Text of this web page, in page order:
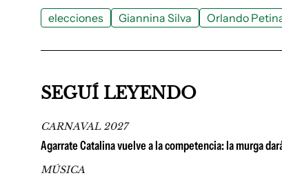
elecciones Giannina Silva Orlando
SEGUÍ LEYENDO
CARNAVAL 2027
Agarrate Catalina vuelve a la competencia: la murga
MÚSICA